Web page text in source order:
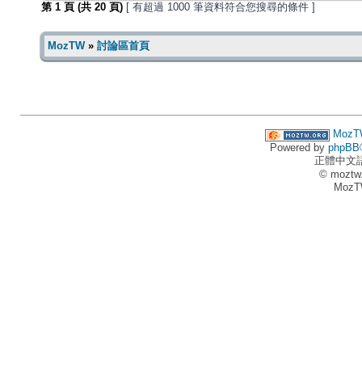
第 1 頁 (共 20 頁) [ 有超過 1000 筆資料符合您搜尋的條件 ]
MozTW» 討論區首頁
Powered by phpBB
正體中文
©